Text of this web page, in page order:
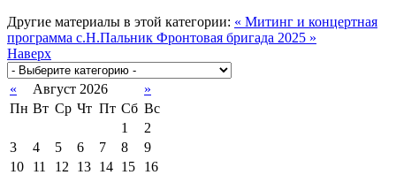
Другие материалы в этой категории: « Митинг и концертная
программа с.Н.Пальник Фронтовая бригада 2025 »
Наверх
« Август 2026
»
Пн Вт Ср Чт Пт Сб Вс
1
2
3
4 5 6 7 8
9
10
11 12 13 14 15
16